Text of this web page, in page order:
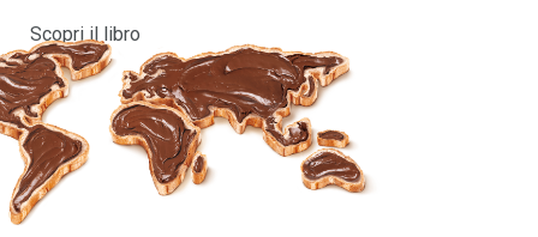
Scopri il libro